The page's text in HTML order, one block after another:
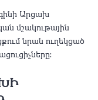
Արցախ
մշակութային
նրան ուղեկցած